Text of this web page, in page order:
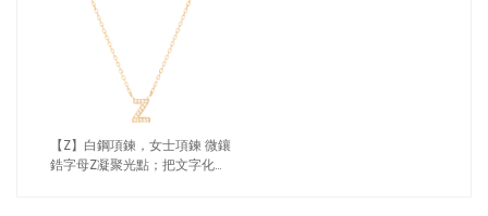
【Z】白鋼項鍊，女士項鍊 微鑲
鋯字母Z凝聚光點；把文字化為